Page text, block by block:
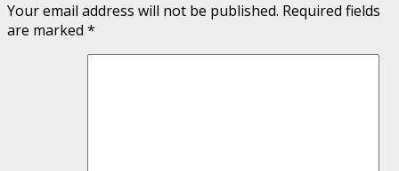
Your email address will not be published. Required fields
are marked *